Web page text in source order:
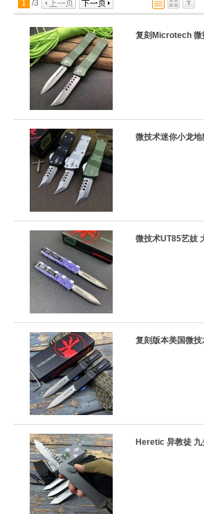
1
/3
复刻Microtech 微
微技术迷你小龙地
微技术UT85艺妓
复刻版本美国微
Heretic 异教徒 九